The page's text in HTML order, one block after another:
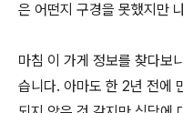
은 어떤지 구경을 못했지만
마침 이 가게 정보를 찾다보
습니다. 아마도 한 2년 전에